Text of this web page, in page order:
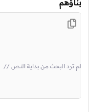
بناؤهم